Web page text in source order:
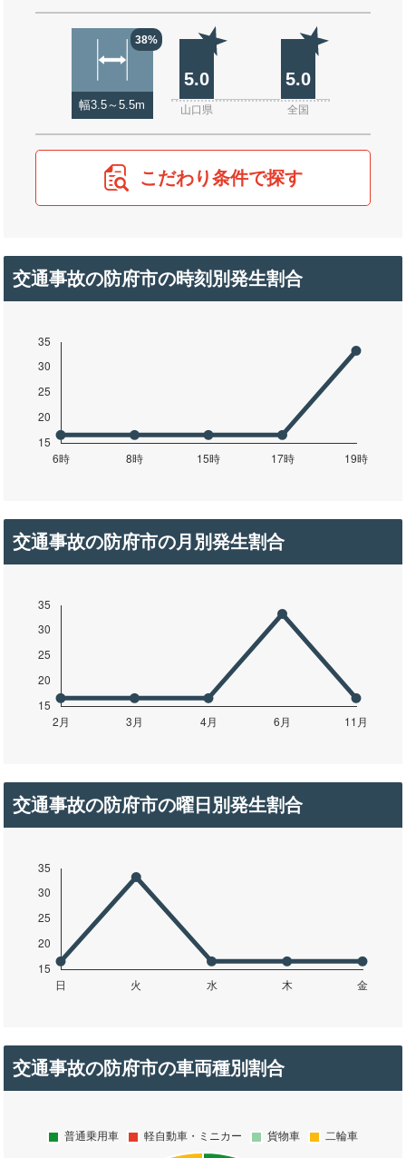
38%
幅3.5～5.5m
5.0 5.0
山口県 全国
こだわり条件で探す
交通事故の防府市の時刻別発生割合
交通事故の防府市の月別発生割合
交通事故の防府市の曜日別発生割合
交通事故の防府市の車両種別割合